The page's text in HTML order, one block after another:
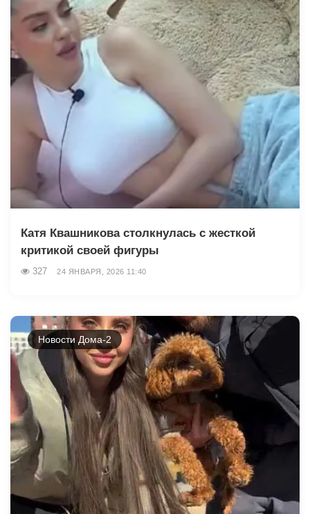
Катя Квашникова столкнулась с жесткой
критикой своей фигуры
327 24 ЯНВАРЯ, 2026 11:40
Новости Дома-2